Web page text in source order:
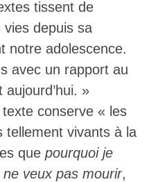
tissent de
depuis sa
notre adolescence.
avec un rapport au
»
conserve « les
tellement vivants à la
que pourquoi je
veux pas mourir,